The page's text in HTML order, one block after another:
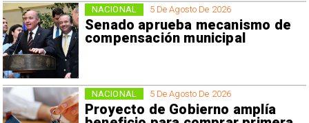
5 De Agosto De 2026
Senado aprueba mecanismo de
compensación municipal
NACIONAL
5 De Agosto De 2026
Proyecto de Gobierno amplía
NACIONAL